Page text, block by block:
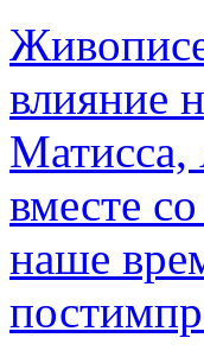
влияние
Матисса,
вместе
наше